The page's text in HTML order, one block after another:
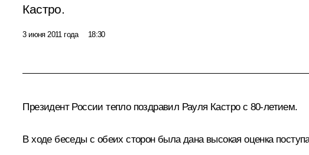
Кастро.
3 июня 2011 года 18:30
Президент России тепло поздравил Рауля Кастрос 80-летием.
В ходе беседы с обеих сторон была дана высокая оценка